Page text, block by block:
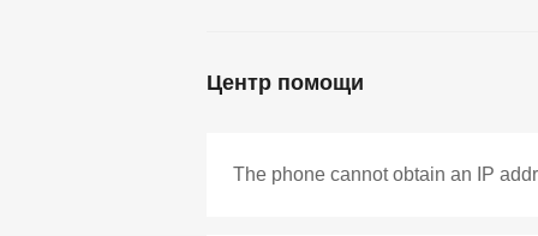
Центр помощи
The phone cannot obtain an IP